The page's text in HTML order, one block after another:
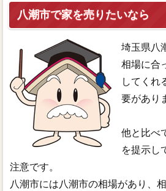
八潮市で家を売りたいなら
埼玉県八
相場に合
してくれ
要があり
他と比べ
を提示し
注意です。
八潮市には八潮市の相場があり、